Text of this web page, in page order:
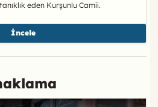
eden Kurşunlu Camii.
İncele